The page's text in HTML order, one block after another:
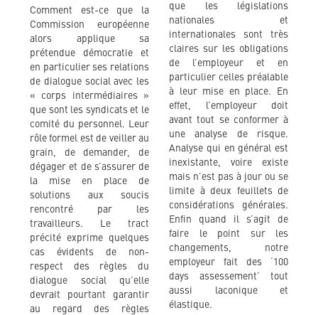
Comment est-ce que la
Commission européenne
alors applique sa
prétendue démocratie et
en particulier ses relations
de dialogue social avec les
« corps intermédiaires »
que sont les syndicats et le
comité du personnel. Leur
rôle formel est de veiller au
grain, de demander, de
dégager et de s’assurer de
la mise en place de
solutions aux soucis
rencontré par les
travailleurs. Le tract
précité exprime quelques
cas évidents de non-
respect des règles du
dialogue social qu’elle
devrait pourtant garantir
au regard des règles
que les législations
nationales et
internationales sont très
claires sur les obligations
de l’employeur et en
particulier celles préalable
à leur mise en place. En
effet, l’employeur doit
avant tout se conformer à
une analyse de risque.
Analyse qui en général est
inexistante, voire existe
mais n’est pas à jour ou se
limite à deux feuillets de
considérations générales.
Enfin quand il s’agit de
faire le point sur les
changements, notre
employeur fait des ‘100
days assessement’ tout
aussi laconique et
élastique.